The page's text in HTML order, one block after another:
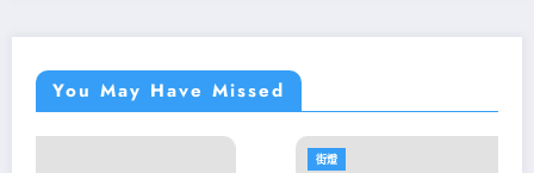
You May Have Missed